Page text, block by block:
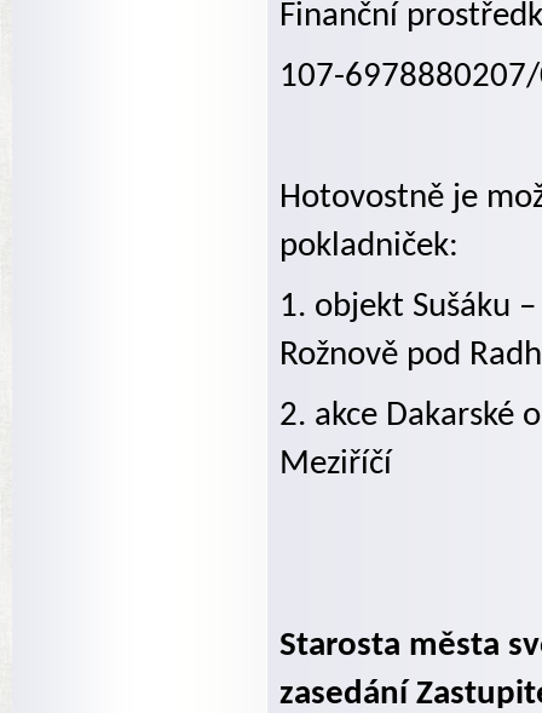
Finanční
107-
Hotovostně je
pokladniček:
1. objekt Sušáku
Rožnově pod
2. akce Dakarské
Meziříčí
Starosta města
zasedání